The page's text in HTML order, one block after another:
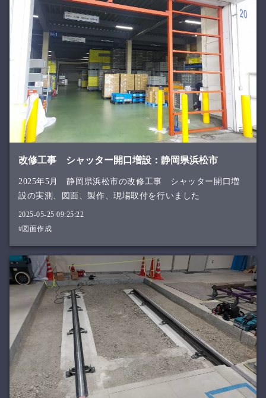
改修工事 シャッター開口増設：静岡県浜松市
2025年5月 静岡県浜松市の改修工事 シャッター開口増
設の実測、図面、製作、現場取付を行いました
2025-05-25 09:25:22
#図面作成